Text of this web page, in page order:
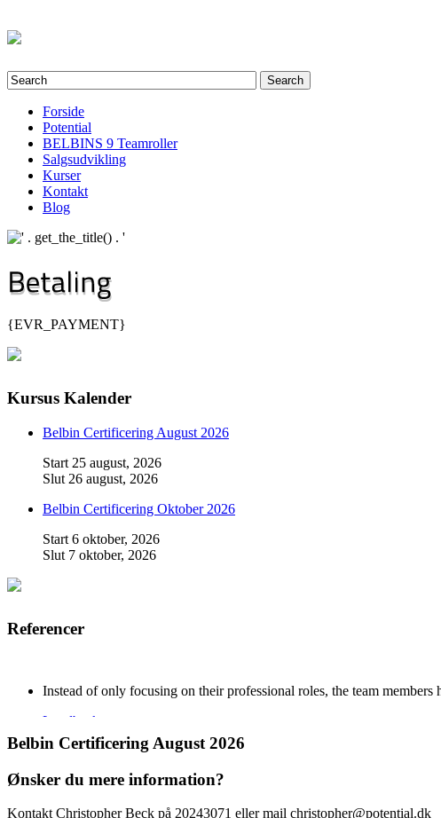
Forside
Potential
BELBINS 9 Teamroller
Salgsudvikling
Kurser
Kontakt
Blog
{EVR_PAYMENT}
Kursus Kalender
Belbin Certificering August 2026
Start 25 august, 2026
Slut 26 august, 2026
Belbin Certificering Oktober 2026
Start 6 oktober, 2026
Slut 7 oktober, 2026
Referencer
Instead of only focusing on their professional roles, the team
Lundbeck
I Holbæk Kommune har analyseværktøjet SDI været en central del i
Lars Elmkjær, Holbæk Kommune
Belbin Certificering August 2026
Ønsker du mere information?
Kontakt Christopher Beck på 20243071 eller mail christopher@potential.dk